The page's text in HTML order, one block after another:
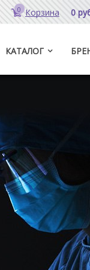
0 Корзина 0
КАТАЛОГ